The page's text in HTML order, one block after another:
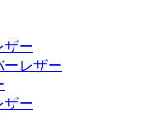
ザー
ーレザー
ザー